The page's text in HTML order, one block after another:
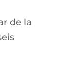
de la